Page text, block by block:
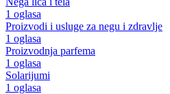
1 oglasa
Proizvodi i usluge za negu i zdravlje
1 oglasa
Proizvodnja parfema
1 oglasa
Solarijumi
1 oglasa